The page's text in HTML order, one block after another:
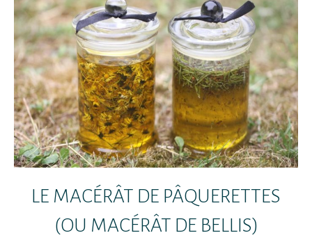
LE MACÉRÂT DE PÂQUERETTES
(OU MACÉRÂT DE BELLIS)